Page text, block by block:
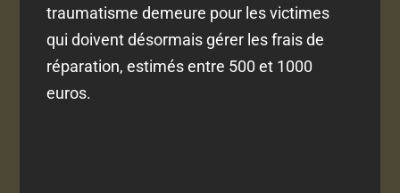
traumatisme demeure pour les victimes
qui doivent désormais gérer les frais de
réparation, estimés entre 500 et 1000
euros.